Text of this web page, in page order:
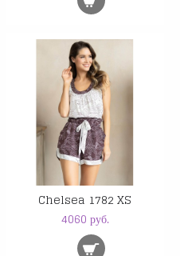
Chelsea 1782 XS
4060 руб.